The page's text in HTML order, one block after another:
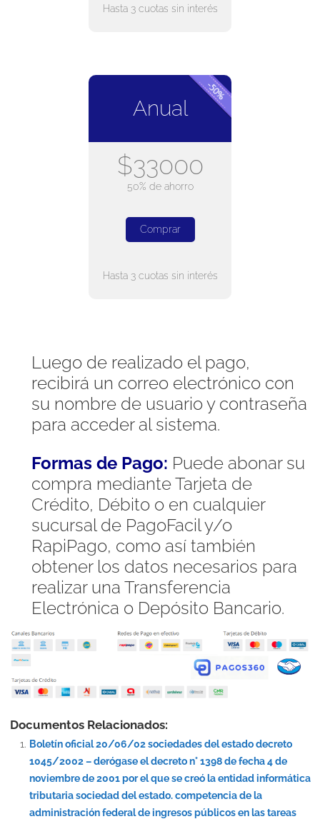
Hasta 3 cuotas sin interés
Anual
$33000
50% de ahorro
Comprar
Hasta 3 cuotas sin interés
Luego de realizado el pago,
recibirá un correo electrónico con
su nombre de usuario y contraseña
para acceder al sistema.
Formas de Pago: Puede abonar su
compra mediante Tarjeta de
Crédito, Débito o en cualquier
sucursal de PagoFacil y/o
RapiPago, como así también
obtener los datos necesarios para
realizar una Transferencia
Electrónica o Depósito Bancario.
Documentos Relacionados:
Boletín oficial 20/06/02 sociedades del estado decreto
1045/2002 – derógase el decreto n° 1398 de fecha 4 de
noviembre de 2001 por el que se creó la entidad informática
tributaria sociedad del estado. competencia de la
administración federal de ingresos públicos en las tareas